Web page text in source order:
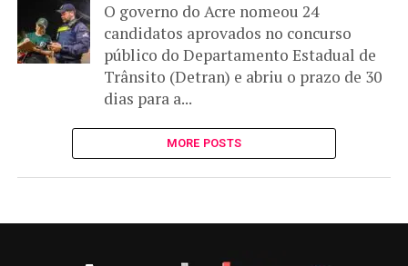
O governo do Acre nomeou 24
candidatos aprovados no concurso
público do Departamento Estadual de
Trânsito (Detran) e abriu o prazo de 30
dias para a...
MORE POSTS